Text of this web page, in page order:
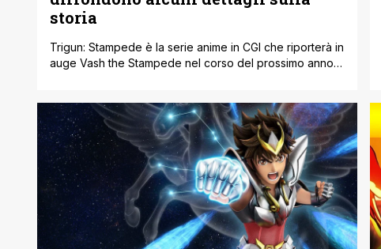
storia
Trigun: Stampede è la serie anime in CGI che riporterà in
auge Vash the Stampede nel corso del prossimo anno
quella precedente. Nonostante non ci sia una data
ufficiale, nel corso delle settimane arrivano spesso
nuove art rivelatorie, [']